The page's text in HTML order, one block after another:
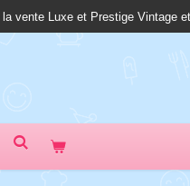
vente Luxe et Prestige Vintage